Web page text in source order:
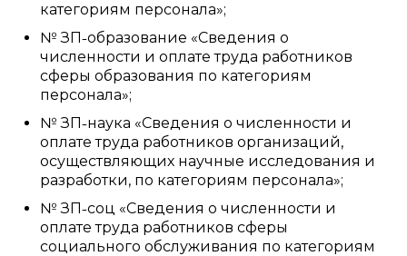
категориям персонала»;
№ ЗП˗образование «Сведения о
численности и оплате труда работников
сферы образования по категориям
персонала»;
№ ЗП˗наука «Сведения о численности и
оплате труда работников организаций,
осуществляющих научные исследования и
разработки, по категориям персонала»;
№ ЗП˗соц «Сведения о численности и
оплате труда работников сферы
социального обслуживания по категориям